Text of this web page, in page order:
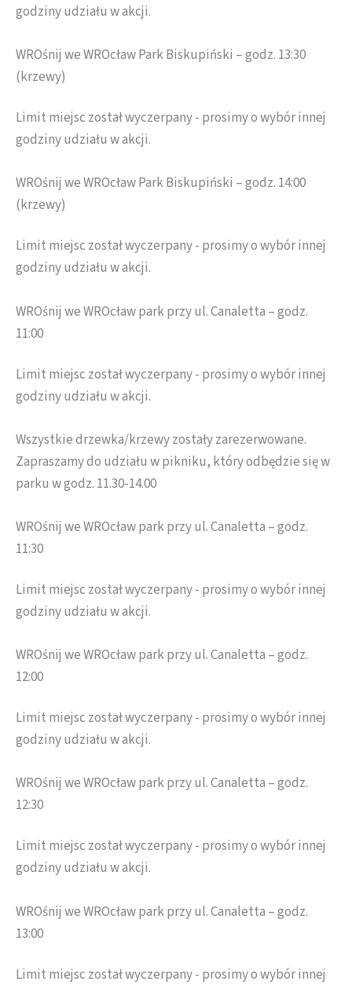
godziny udziału w akcji.
WROśnij we WROcław Park Biskupiński – godz. 13:30
(krzewy)
Limit miejsc został wyczerpany - prosimy o wybór innej
godziny udziału w akcji.
WROśnij we WROcław Park Biskupiński – godz. 14:00
(krzewy)
Limit miejsc został wyczerpany - prosimy o wybór innej
godziny udziału w akcji.
WROśnij we WROcław park przy ul. Canaletta – godz.
11:00
Limit miejsc został wyczerpany - prosimy o wybór innej
godziny udziału w akcji.
Wszystkie drzewka/krzewy zostały zarezerwowane.
Zapraszamy do udziału w pikniku, który odbędzie się w
parku w godz. 11.30-14.00
WROśnij we WROcław park przy ul. Canaletta – godz.
11:30
Limit miejsc został wyczerpany - prosimy o wybór innej
godziny udziału w akcji.
WROśnij we WROcław park przy ul. Canaletta – godz.
12:00
Limit miejsc został wyczerpany - prosimy o wybór innej
godziny udziału w akcji.
WROśnij we WROcław park przy ul. Canaletta – godz.
12:30
Limit miejsc został wyczerpany - prosimy o wybór innej
godziny udziału w akcji.
WROśnij we WROcław park przy ul. Canaletta – godz.
13:00
Limit miejsc został wyczerpany - prosimy o wybór innej